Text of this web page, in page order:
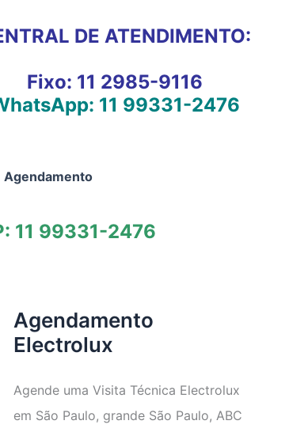
DE ATENDIMENTO:
Fixo: 11 2985-9116
11 99331-2476
Agendamento
11 99331-2476
Agendamento
Electrolux
Agende uma Visita Técnica Electrolux
em São Paulo, grande São Paulo, ABC